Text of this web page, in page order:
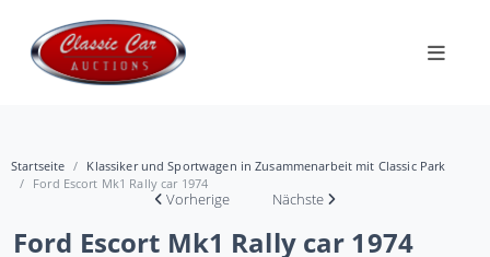
Startseite
Klassiker und Sportwagen in Zusammenarbeit mit Classic Park
Ford Escort Mk1 Rally car 1974
Vorherige Nächste
Ford Escort Mk1 Rally car 1974